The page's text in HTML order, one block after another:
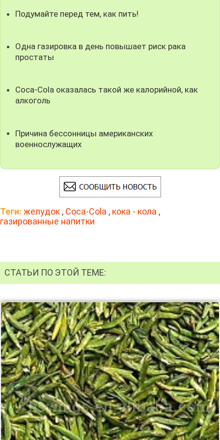
Подумайте перед тем, как пить!
Одна газировка в день повышает риск рака
простаты
Coca-Cola оказалась такой же калорийной, как
алкоголь
Причина бессонницы американских
военнослужащих
Теги: желудок , Coca-Cola , кока - кола ,
газированные напитки
СТАТЬИ ПО ЭТОЙ ТЕМЕ: